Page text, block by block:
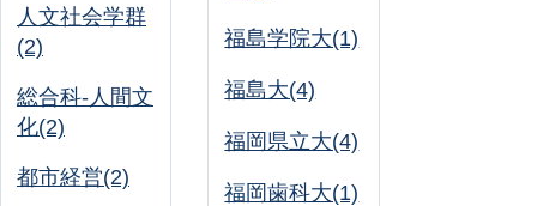
人文社会学群
(2)
総合科-人間文
化(2)
都市経営(2)
福島学院大(1)
福島大(4)
福岡県立大(4)
福岡歯科大(1)